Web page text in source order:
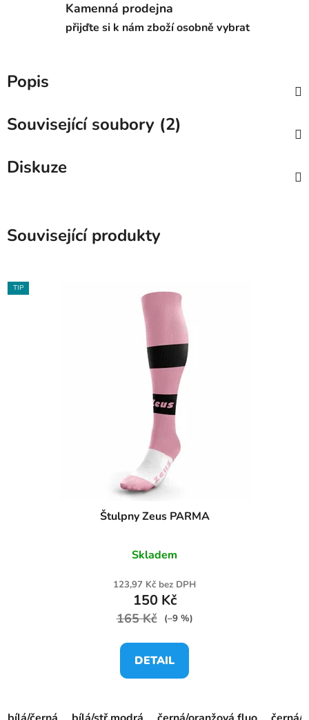
Kamenná prodejna
přijďte si k nám zboží osobně vybrat
Popis
Související soubory (2)
Diskuze
Související produkty
TIP
Štulpny Zeus PARMA
Skladem
123,97 Kč bez DPH
150 Kč
165 Kč (–9 %)
DETAIL